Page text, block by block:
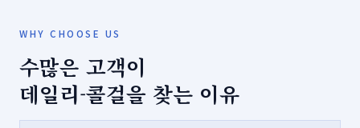
WHY CHOOSE US
수많은 고객이
데일리-콜걸을 찾는 이유